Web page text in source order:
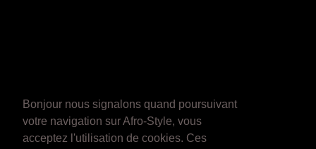
Bonjour nous signalons quand poursuivant
votre navigation sur Afro-Style, vous
acceptez l'utilisation de cookies. Ces